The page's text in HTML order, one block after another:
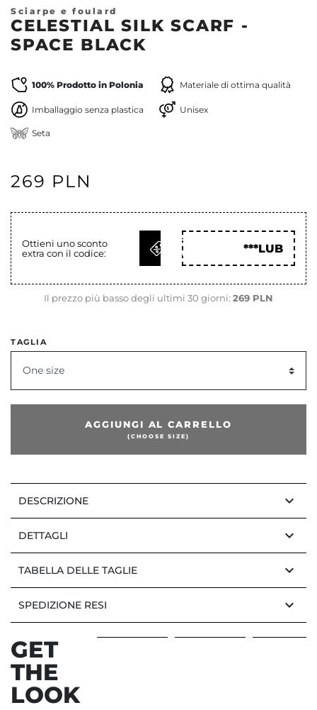
Sciarpe e foulard
CELESTIAL SILK SCARF -
SPACE BLACK
100% Prodotto in Polonia Materiale di ottima qualità
Imballaggio senza plastica Unisex
Seta
269 PLN
Ottieni uno sconto
extra con il codice:
OTTIENI
COD
***LUB
Il prezzo più basso degli ultimi 30 giorni: 269 PLN
TAGLIA
One size
AGGIUNGI AL CARRELLO
(CHOOSE SIZE)
DESCRIZIONE keyboard_arrow_down
DETTAGLI keyboard_arrow_down
TABELLA DELLE TAGLIE keyboard_arrow_down
SPEDIZIONE RESI keyboard_arrow_down
GET
THE
LOOK